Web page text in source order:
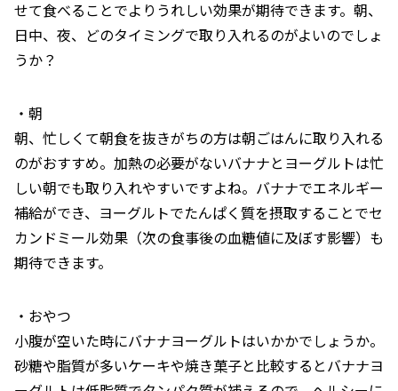
せて食べることでよりうれしい効果が期待できます。朝、
日中、夜、どのタイミングで取り入れるのがよいのでしょ
うか？
・朝
朝、忙しくて朝食を抜きがちの方は朝ごはんに取り入れる
のがおすすめ。加熱の必要がないバナナとヨーグルトは忙
しい朝でも取り入れやすいですよね。バナナでエネルギー
補給ができ、ヨーグルトでたんぱく質を摂取することでセ
カンドミール効果（次の食事後の血糖値に及ぼす影響）も
期待できます。
・おやつ
小腹が空いた時にバナナヨーグルトはいかかでしょうか。
砂糖や脂質が多いケーキや焼き菓子と比較するとバナナヨ